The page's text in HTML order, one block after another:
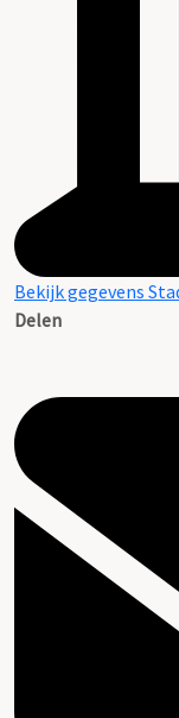
Bekijk gegevens
Delen